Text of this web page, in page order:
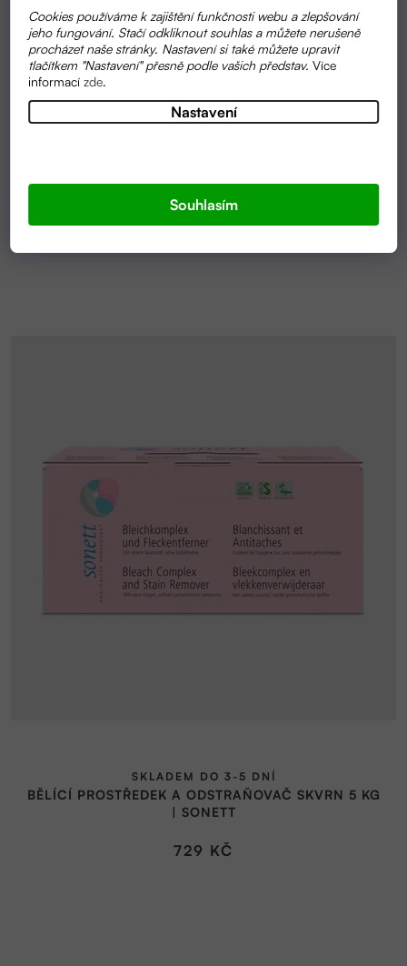
Cookies používáme k zajištění funkčnosti webu a zlepšování
jeho fungování. Stačí odkliknout souhlas a můžete nerušeně
procházet naše stránky. Nastavení si také můžete upravit
tlačítkem "Nastavení" přesně podle vašich představ.Více
informacízde.
Nastavení
Souhlasím
1 279 KČ
BĚLÍCÍ PROSTŘEDEK A ODSTRAŇOVAČ SKVRN 5 KG
| SONETT
SKLADEM DO 3-5 DNÍ
729 KČ